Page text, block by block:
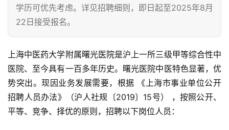
学历可优先考虑。详见招聘细则，即日起至2025年8月
22日接受报名。
上海中医药大学附属曙光医院是沪上一所三级甲等综合性中
医院、至今具有一百多年历史。曙光医院中医特色显著，优
势突出。现因业务发展需要，根据 《上海市事业单位公开
招聘人员办法》（沪人社规〔2019〕15号） ，按照公开、
平等、竞争、择优的原则，招聘以下岗位人员：